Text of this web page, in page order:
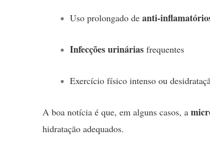
Uso prolongado de anti-
Infecções urinárias frequentes
Exercício físico intenso ou
A boa notícia é que, em alguns casos, a
hidratação adequados.